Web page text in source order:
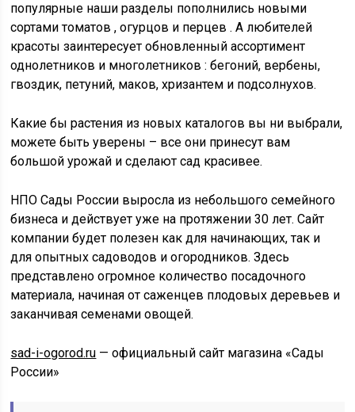
популярные наши разделы пополнились новыми
сортами томатов , огурцов и перцев . А любителей
красоты заинтересует обновленный ассортимент
однолетников и многолетников : бегоний, вербены,
гвоздик, петуний, маков, хризантем и подсолнухов.
Какие бы растения из новых каталогов вы ни выбрали,
можете быть уверены – все они принесут вам
большой урожай и сделают сад красивее.
НПО Сады России выросла из небольшого семейного
бизнеса и действует уже на протяжении 30 лет. Сайт
компании будет полезен как для начинающих, так и
для опытных садоводов и огородников. Здесь
представлено огромное количество посадочного
материала, начиная от саженцев плодовых деревьев и
заканчивая семенами овощей.
sad-i-ogorod.ru — официальный сайт магазина «Сады
России»